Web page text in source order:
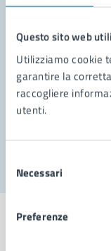
Questo sito web
Utilizziamo cookie
garantire la
raccogliere
utenti.
delNecessari
Preferenze
Leggi le
Richiedi
Prenota
Problemi in